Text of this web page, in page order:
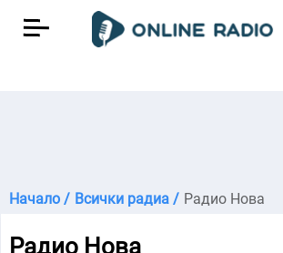
Начало / Всички радиа / Радио Нова
Радио Нова